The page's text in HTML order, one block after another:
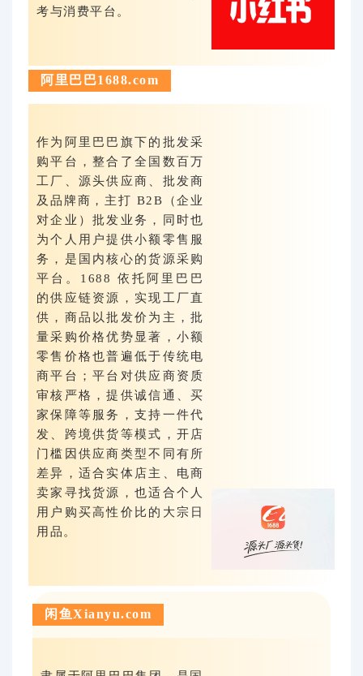
考与消费平台。
阿里巴巴1688.com
作为阿里巴巴旗下的批发采
购平台，整合了全国数百万
工厂、源头供应商、批发商
及品牌商，主打 B2B（企业
对企业）批发业务，同时也
为个人用户提供小额零售服
务，是国内核心的货源采购
平台。1688 依托阿里巴巴
的供应链资源，实现工厂直
供，商品以批发价为主，批
量采购价格优势显著，小额
零售价格也普遍低于传统电
商平台；平台对供应商资质
审核严格，提供诚信通、买
家保障等服务，支持一件代
发、跨境供货等模式，开店
门槛因供应商类型不同有所
差异，适合实体店主、电商
卖家寻找货源，也适合个人
用户购买高性价比的大宗日
用品。
闲鱼Xianyu.com